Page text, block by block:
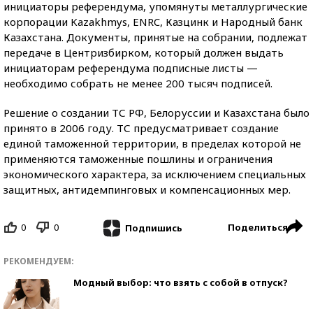
инициаторы референдума, упомянуты металлургические
корпорации Kazakhmys, ENRC, Казцинк и Народный банк
Казахстана. Документы, принятые на собрании, подлежат
передаче в Центризбирком, который должен выдать
инициаторам референдума подписные листы —
необходимо собрать не менее 200 тысяч подписей.
Решение о создании ТС РФ, Белоруссии и Казахстана было
принято в 2006 году. ТС предусматривает создание
единой таможенной территории, в пределах которой не
применяются таможенные пошлины и ограничения
экономического характера, за исключением специальных
защитных, антидемпинговых и компенсационных мер.
0 0 Подпишись Поделиться
РЕКОМЕНДУЕМ:
Модный выбор: что взять с собой в отпуск?